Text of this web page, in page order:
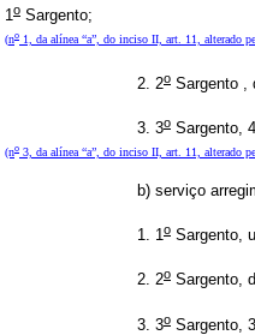
1o Sargento;
(no 1, da alínea “a”, do inciso II, art. 11, alterado
2. 2o Sargento
3. 3o Sargento,
(no 3, da alínea “a”, do inciso II, art. 11, alterado
b) serviço
1. 1 o Sargento,
2. 2o Sargento,
3. 3o Sargento,